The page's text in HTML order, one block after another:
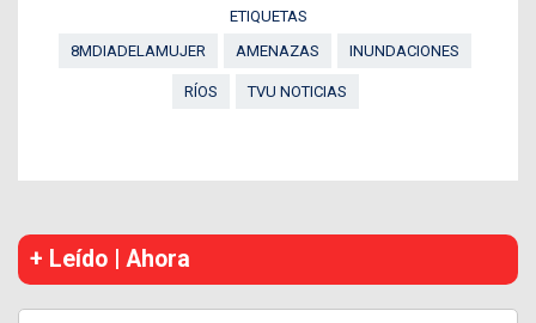
ETIQUETAS
8MDIADELAMUJER
AMENAZAS INUNDACIONES
RÍOS TVU NOTICIAS
+ Leído | Ahora